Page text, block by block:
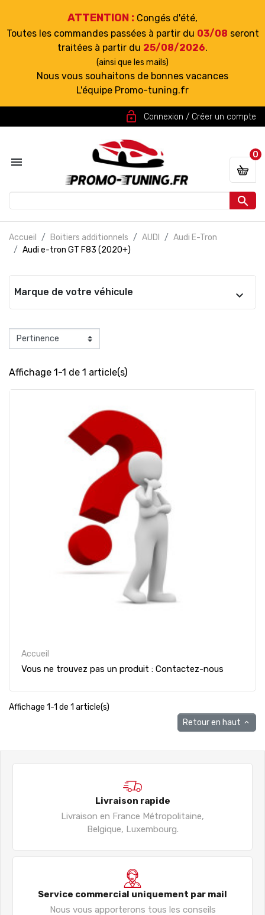
ATTENTION : Congés d'été,
Toutes les commandes passées à partir du 03/08 seront
traitées à partir du 25/08/2026.
(ainsi que les mails)
Nous vous souhaitons de bonnes vacances
L'équipe Promo-tuning.fr
lock_open Connexion / Créer un compte


0
Accueil Boitiers additionnels AUDI
Audi E-Tron
Audi e-tron GT F83 (2020+)
Marque de votre véhicule
Affichage 1-1 de 1 article(s)
Accueil
Vous ne trouvez pas un produit : Contactez-nous
Affichage 1-1 de 1 article(s)
Retour en haut 
Livraison rapide
Livraison en France Métropolitaine,
Belgique, Luxembourg.
Service commercial uniquement par mail
Nous vous apporterons tous les conseils